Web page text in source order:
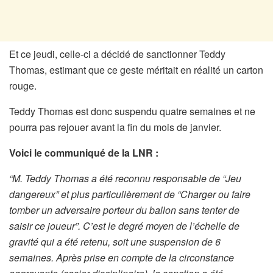
Et ce jeudi, celle-ci a décidé de sanctionner Teddy
Thomas, estimant que ce geste méritait en réalité un carton
rouge.
Teddy Thomas est donc suspendu quatre semaines et ne
pourra pas rejouer avant la fin du mois de janvier.
Voici le communiqué de la LNR :
“M. Teddy Thomas a été reconnu responsable de “Jeu
dangereux” et plus particulièrement de “Charger ou faire
tomber un adversaire porteur du ballon sans tenter de
saisir ce joueur”. C’est le degré moyen de l’échelle de
gravité qui a été retenu, soit une suspension de 6
semaines. Après prise en compte de la circonstance